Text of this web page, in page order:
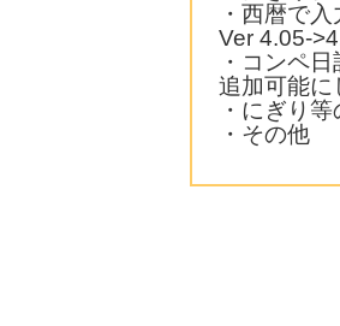
・西暦で
Ver 4.05-
・コンペ
追加可能に
・にぎり
・その他